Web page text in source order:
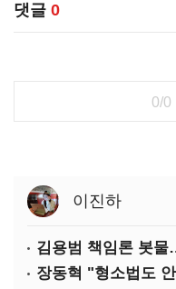
댓글 0
0/0
이진하